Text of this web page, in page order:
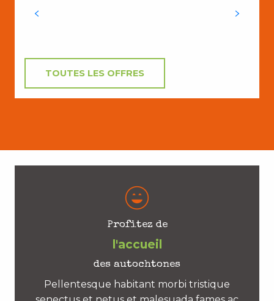
TOUTES LES OFFRES
Profitez de
l'accueil
des autochtones
Pellentesque habitant morbi tristique